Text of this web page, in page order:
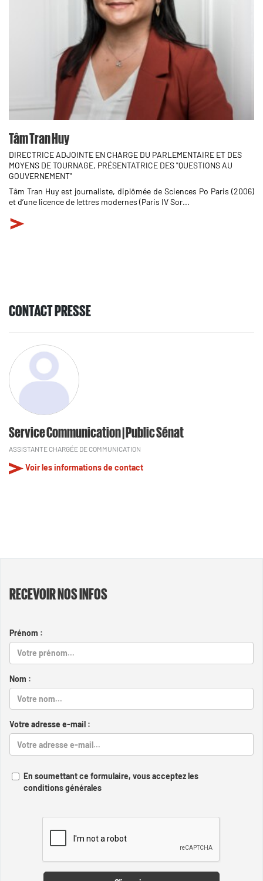
Tâm Tran Huy
DIRECTRICE ADJOINTE EN CHARGE DU PARLEMENTAIRE ET DES
MOYENS DE TOURNAGE, PRÉSENTATRICE DES "QUESTIONS AU
GOUVERNEMENT"
Tâm Tran Huy est journaliste, diplômée de Sciences Po Paris (2006)
et d’une licence de lettres modernes (Paris IV Sor...
CONTACT PRESSE
Service Communication | Public Sénat
ASSISTANTE CHARGÉE DE COMMUNICATION
Voir les informations de contact
RECEVOIR NOS INFOS
Prénom :
Nom :
Votre adresse e-mail :
En soumettant ce formulaire, vous acceptez les
conditions générales